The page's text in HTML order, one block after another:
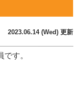
2023.06.14 (Wed) 更新
す。